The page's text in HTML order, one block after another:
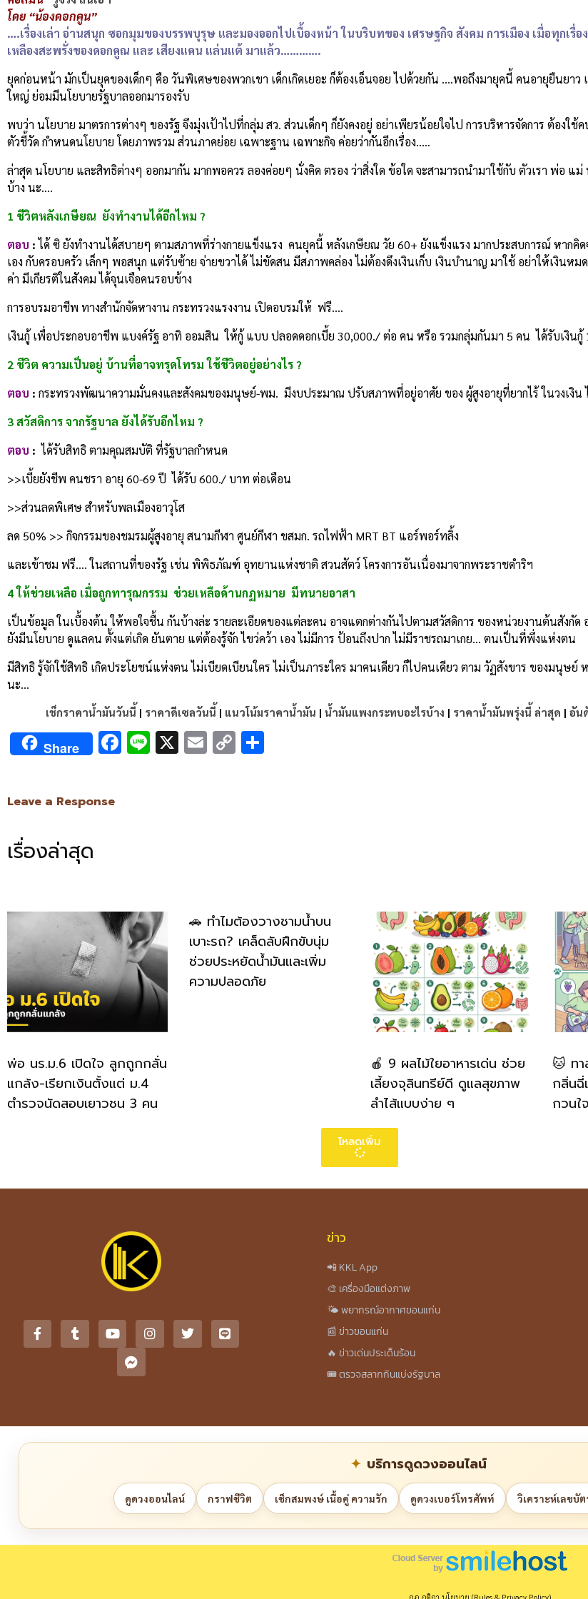
โดย “น้องดอกคูน”
….เรื่องเล่า อ่านสนุก ซอกมุมของบรรพบุรุษ และมองออกไปเบื้องหน้า ในบริบทของ เศรษฐกิจ สังคม การเมือง เมื่อทุกเรื่
เหลืองสะพรั่งของดอกคูณ และ เสียงแคน แล่นแต้ มาแล้ว………….
ยุคก่อนหน้า มักเป็นยุคของเด็กๆ คือ วันพิเศษของพวกเขา เด็กเกิดเยอะ ก็ต้องเอ็นจอย ไปด้วยกัน ….พอถึงมายุคนี้ คนอายุยืนยาว
ใหญ่ ย่อมมีนโยบายรัฐบาลออกมารองรับ
พบว่า นโยบาย มาตรการต่างๆ ของรัฐ จึงมุ่งเป้าไปที่กลุ่ม สว. ส่วนเด็กๆ ก็ยังคงอยู่ อย่าเพียรน้อยใจไป การบริหารจัดการ ต้องใ
ตัวชี้วัด กำหนดนโยบาย โดยภาพรวม ส่วนภาคย่อย เฉพาะฐาน เฉพาะกิจ ค่อยว่ากันอีกเรื่อง…..
ล่าสุด นโยบาย และสิทธิต่างๆ ออกมากัน มากพอควร ลองค่อยๆ นั่งคิด ตรอง ว่าสิ่งใด ข้อใด จะสามารถนำมาใช้กับ ตัวเรา พ่อ แม่
บ้าง นะ….
1 ชีวิตหลังเกษียณ ยังทำงานได้อีกไหม ?
ตอบ :ได้ ซิ ยังทำงานได้สบายๆ ตามสภาพที่ร่างกายแข็งแรง คนยุคนี้ หลังเกษียณ วัย 60+ ยังแข็งแรง มากประสบการณ์ หากคิด
เอง กับครอบครัว เล็กๆ พอสนุก แต่รับซ้าย จ่ายขวาได้ ไม่ขัดสน มีสภาพคล่อง ไม่ต้องดึงเงินเก็บ เงินบำนาญ มาใช้ อย่าให้เงินหม
ค่า มีเกียรติในสังคม ได้จุนเจือคนรอบข้าง
การอบรมอาชีพ ทางสำนักจัดหางาน กระทรวงแรงงาน เปิดอบรมให้ ฟรี….
เงินกู้ เพื่อประกอบอาชีพ แบงค์รัฐ อาทิ ออมสิน ให้กู้ แบบ ปลอดดอกเบี้ย 30,000./ ต่อ คน หรือ รวมกลุ่มกันมา 5 คน ได้รับเงินกู้
2 ชีวิต ความเป็นอยู่ บ้านที่อาจทรุดโทรม ใช้ชีวิตอยู่อย่างไร ?
ตอบ : กระทรวงพัฒนาความมั่นคงและสังคมของมนุษย์-พม. มีงบประมาณ ปรับสภาพที่อยู่อาศัย ของ ผู้สูงอายุที่ยากไร้ ในวงเงิน
3 สวัสดิการ จากรัฐบาล ยังได้รับอีกไหม ?
ตอบ : ได้รับสิทธิ ตามคุณสมบัติ ที่รัฐบาลกำหนด
>>เบี้ยยังชีพ คนชรา อายุ 60-69 ปี ได้รับ 600./ บาท ต่อเดือน
>>ส่วนลดพิเศษ สำหรับพลเมืองอาวุโส
ลด 50% >> กิจกรรมของชมรมผู้สูงอายุ สนามกีฬา ศูนย์กีฬา ขสมก. รถไฟฟ้า MRT BT แอร์พอร์ทลิ้ง
และเข้าชม ฟรี…. ในสถานที่ของรัฐ เช่น พิพิธภัณฑ์ อุทยานแห่งชาติ สวนสัตว์ โครงการอันเนื่องมาจากพระราชดำริฯ
4 ให้ช่วยเหลือ เมื่อถูกทารุณกรรม ช่วยเหลือด้านกฏหมาย มีทนายอาสา
เป็นข้อมูล ในเบื้องต้น ให้พอใจชื้น กันบ้างล่ะ รายละเอียดของแต่ละคน อาจแตกต่างกันไปตามสวัสดิการ ของหน่วยงานต้นสังกัด
ยังมีนโยบาย ดูแลคน ตั้งแต่เกิด ยันตาย แต่ต้องรู้จัก ไขว่คว้า เอง ไม่มีการ ป้อนถึงปาก ไม่มีราชรถมาเกย… ตนเป็นที่พึ่งแห่งตน
มีสิทธิ รู้จักใช้สิทธิ เกิดประโยชน์แห่งตน ไม่เบียดเบียนใคร ไม่เป็นภาระใคร มาคนเดียว ก็ไปคนเดียว ตาม วัฏสังขาร ของมนุษ
นะ…
เช็กราคาน้ำมันวันนี้ | ราคาดีเซลวันนี้ | แนวโน้มราคาน้ำมัน | น้ำมันแพงกระทบอะไรบ้าง | ราคาน้ำมันพรุ่งนี้ ล่าสุด | อัน
Share Facebook
Line
X Email
Copy
Leave a Response
เรื่องล่าสุด
พ่อ นร.ม.6 เปิดใจ ลูกถูกกลั่น
แกล้ง-เรียกเงินตั้งแต่ ม.4
ตำรวจนัดสอบเยาวชน 3 คน
🚗 ทำไมต้องวางชามน้ำบน
เบาะรถ? เคล็ดลับฝึกขับนุ่ม
ช่วยประหยัดน้ำมันและเพิ่ม
ความปลอดภัย
🍎 9 ผลไม้ใยอาหารเด่น ช่วย
เลี้ยงจุลินทรีย์ดี ดูแลสุขภาพ
ลำไส้แบบง่าย ๆ
🐱 ท
กลิ่น
กวนใ
โหลดเพิ่ม
ข่าว
📲 KKL App
🎨 เครื่องมือแต่งภาพ
🌤️ พยากรณ์อากาศขอนแก่น
📰 ข่าวขอนแก่น
🔥 ข่าวเด่นประเด็นร้อน
🎟️ ตรวจสลากกินแบ่งรัฐบาล
บริการดูดวงออนไลน์
ดูดวงออนไลน์ กราฟชีวิต เช็กสมพงษ์ เนื้อคู่ ความรัก ดูดวงเบอร์โทรศัพท์ วิเคราะห์เลขบั